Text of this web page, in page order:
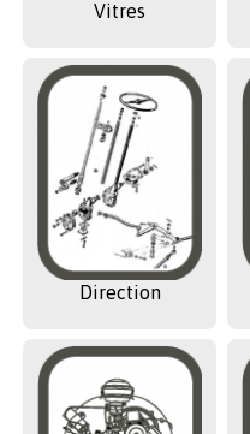
Vitres
Direction